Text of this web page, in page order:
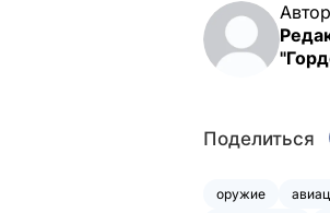
Автор
Поделиться
оружие